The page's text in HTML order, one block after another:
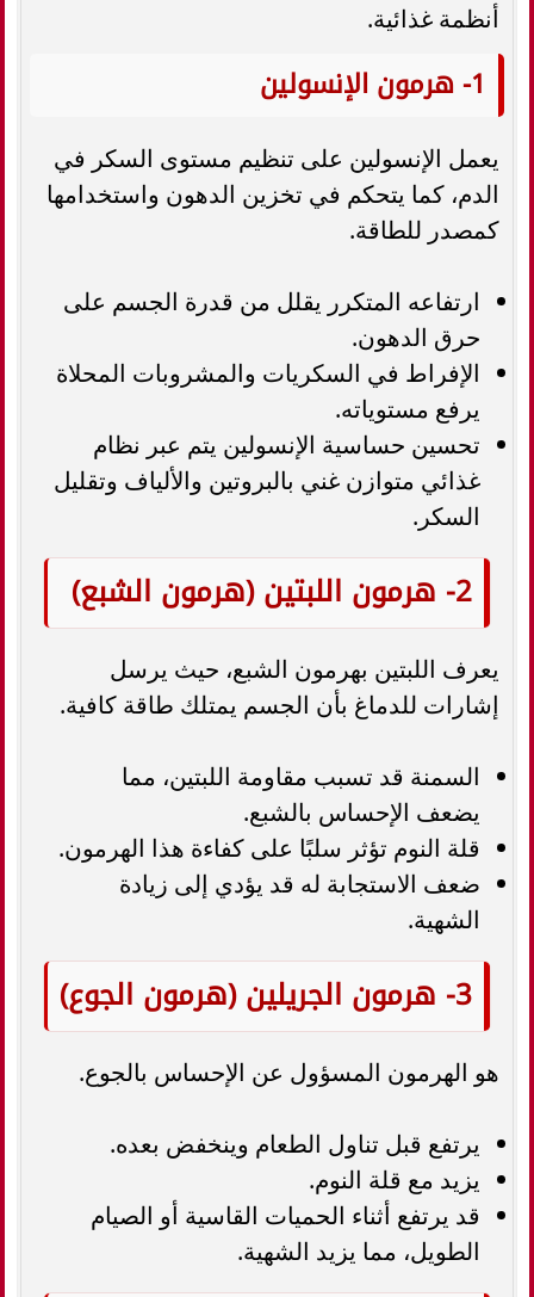
أنظمة غذائية.
1- هرمون الإنسولين
يعمل الإنسولين على تنظيم مستوى السكر في
الدم، كما يتحكم في تخزين الدهون واستخدامها
كمصدر للطاقة.
ارتفاعه المتكرر يقلل من قدرة الجسم على
حرق الدهون.
الإفراط في السكريات والمشروبات المحلاة
يرفع مستوياته.
تحسين حساسية الإنسولين يتم عبر نظام
غذائي متوازن غني بالبروتين والألياف وتقليل
السكر.
2- هرمون اللبتين (هرمون الشبع)
يعرف اللبتين بهرمون الشبع، حيث يرسل
إشارات للدماغ بأن الجسم يمتلك طاقة كافية.
السمنة قد تسبب مقاومة اللبتين، مما
يضعف الإحساس بالشبع.
قلة النوم تؤثر سلبًا على كفاءة هذا الهرمون.
ضعف الاستجابة له قد يؤدي إلى زيادة
الشهية.
3- هرمون الجريلين (هرمون الجوع)
هو الهرمون المسؤول عن الإحساس بالجوع.
يرتفع قبل تناول الطعام وينخفض بعده.
يزيد مع قلة النوم.
قد يرتفع أثناء الحميات القاسية أو الصيام
الطويل، مما يزيد الشهية.